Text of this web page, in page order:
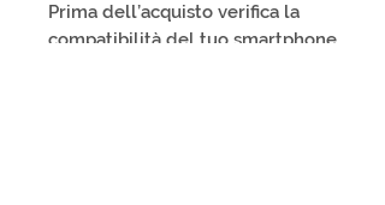
Prima dell’acquisto verifica la
compatibilità del tuo smartphone